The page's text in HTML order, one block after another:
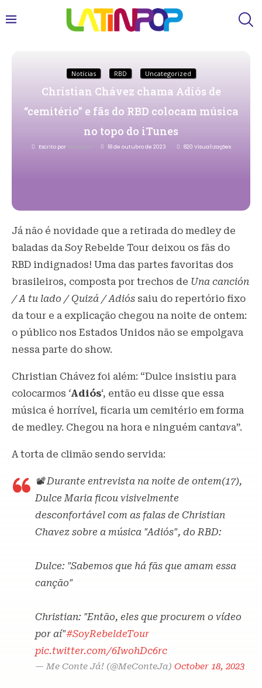
Notícias RBD Uncategorized
Christian Chávez chama Adiós de
“cemitério” e fãs do RBD colocam música
no topo do iTunes
Escrito por 18 de outubro de 2023 820 Visualizações
Já não é novidade que a retirada do medley de
baladas da Soy Rebelde Tour deixou os fãs do
RBD indignados! Uma das partes favoritas dos
brasileiros, composta por trechos de Una canción
/ A tu lado / Quizá / Adiós saiu do repertório fixo
da tour e a explicação chegou na noite de ontem:
o público nos Estados Unidos não se empolgava
nessa parte do show.
Christian Chávez foi além: “Dulce insistiu para
colocarmos ‘Adiós‘, então eu disse que essa
música é horrível, ficaria um cemitério em forma
de medley. Chegou na hora e ninguém cantava”.
A torta de climão sendo servida:
📽️ Durante entrevista na noite de ontem(17),
Dulce Maria ficou visivelmente
desconfortável com as falas de Christian
Chavez sobre a música "Adiós", do RBD:
Dulce: "Sabemos que há fãs que amam essa
canção"
Christian: "Então, eles que procurem o vídeo
por aí"#SoyRebeldeTour
pic.twitter.com/6IwohDc6rc
— Me Conte Já! (@MeConteJa) October 18, 2023